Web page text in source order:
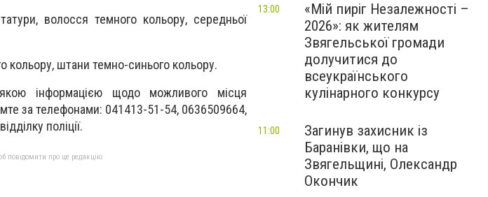
волосся темного кольору, середньої
кольору, штани темно-синього кольору.
інформацією щодо можливого місця
за телефонами: 041413-51-54, 0636509664,
поліції.
повідомити про це редакцію
«Мій пиріг Незалежності –
2026»: як жителям
Звягельської громади
долучитися до
всеукраїнського
кулінарного конкурсу
13:00
Загинув захисник із
Баранівки, що на
Звягельщині, Олександр
Окончик
11:00